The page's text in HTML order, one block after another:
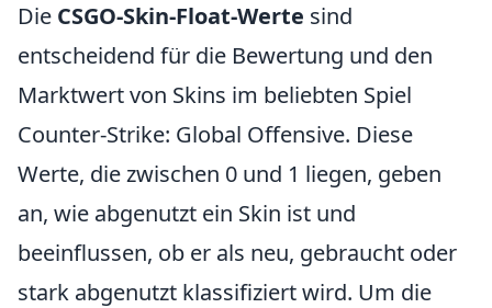
Die CSGO-Skin-Float-Werte sind
entscheidend für die Bewertung und den
Marktwert von Skins im beliebten Spiel
Counter-Strike: Global Offensive. Diese
Werte, die zwischen 0 und 1 liegen, geben
an, wie abgenutzt ein Skin ist und
beeinflussen, ob er als neu, gebraucht oder
stark abgenutzt klassifiziert wird. Um die